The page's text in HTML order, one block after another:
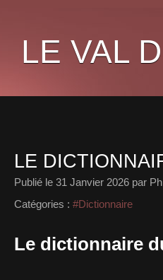
LE VAL
LE
Publié le 31 Janvier 2026 par Ph
Catégories : #Dictionnaire
Le dictionnaire